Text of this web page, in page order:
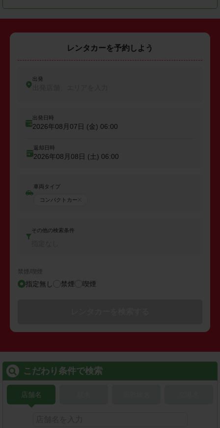
レンタカーを予約しよう
出発
出発日時
2026年08月07日 (金) 06:00
返却日時
2026年08月08日 (土) 06:00
車両タイプ
コンパクトカー
その他の検索条件
禁煙/喫煙
指定無し 禁煙 喫煙
こだわり条件で検索
店舗名